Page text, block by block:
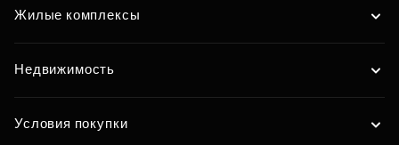
Жилые комплексы
Недвижимость
Условия покупки